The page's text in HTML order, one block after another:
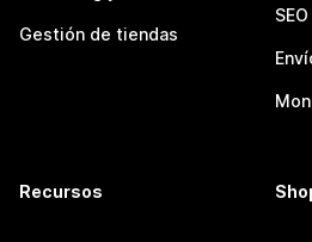
Gestión de tiendas
SEO
Recursos